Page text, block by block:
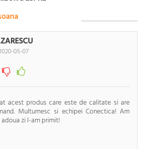
05-07
acest produs care este de calitate si are
Multumesc si echipei Conectica! Am
zi l-am primit!